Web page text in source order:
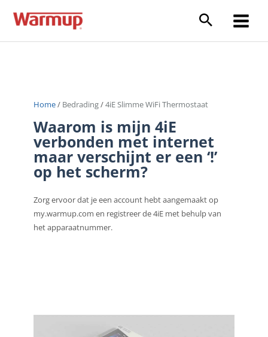
naar
Main
Home/ Bedrading/4iE Slimme WiFi Thermostaat
Waarom is mijn 4iE
verbonden met internet
maar verschijnt er een ‘!’
op het scherm?
Zorg ervoor dat je een account hebt aangemaakt op
my.warmup.com en registreer de 4iE met behulp van
het apparaatnummer.